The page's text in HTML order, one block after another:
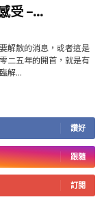
受 –...
解散的消息，或者這是
二五年的開首，就是有
解...
讚好
跟隨
訂閱